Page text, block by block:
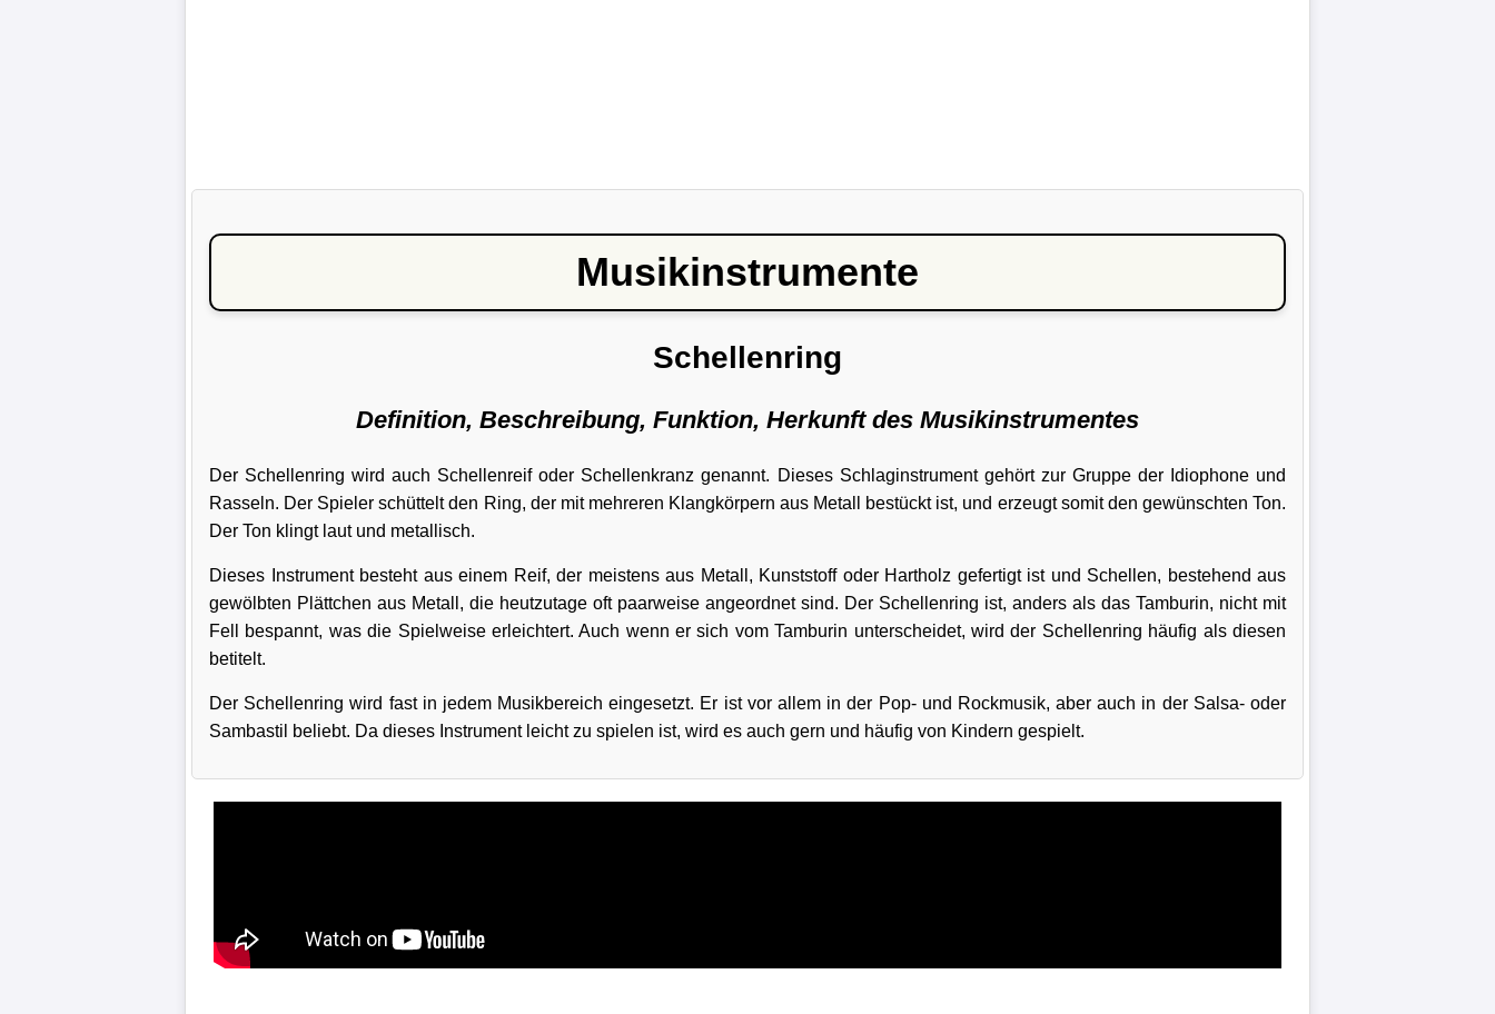
Musikinstrumente
Schellenring
Definition, Beschreibung, Funktion, Herkunft des Musikinstrumentes
Der Schellenring wird auch Schellenreif oder Schellenkranz genannt. Dieses Schlaginstrument gehört zur Gruppe der Idiophone und
Rasseln. Der Spieler schüttelt den Ring, der mit mehreren Klangkörpern aus Metall bestückt ist, und erzeugt somit den gewünschten Ton.
Der Ton klingt laut und metallisch.
Dieses Instrument besteht aus einem Reif, der meistens aus Metall, Kunststoff oder Hartholz gefertigt ist und Schellen, bestehend aus
gewölbten Plättchen aus Metall, die heutzutage oft paarweise angeordnet sind. Der Schellenring ist, anders als das Tamburin, nicht mit
Fell bespannt, was die Spielweise erleichtert. Auch wenn er sich vom Tamburin unterscheidet, wird der Schellenring häufig als diesen
betitelt.
Der Schellenring wird fast in jedem Musikbereich eingesetzt. Er ist vor allem in der Pop- und Rockmusik, aber auch in der Salsa- oder
Sambastil beliebt. Da dieses Instrument leicht zu spielen ist, wird es auch gern und häufig von Kindern gespielt.